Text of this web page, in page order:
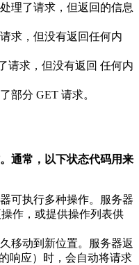
理了请求，但返回的信息
求，但没有返回任何内
请求，但没有返回 任何内
部分 GET 请求。
通常，以下状态代码用来
可执行多种操作。服务器
操作，或提供操作列表供
移动到新位置。服务器返
响应）时，会自动将请求